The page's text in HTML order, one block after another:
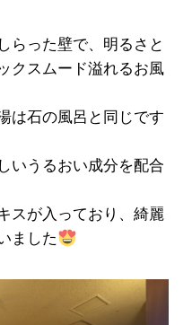
らった壁で、明るさと
クスムード溢れるお風
は石の風呂と同じです
いうるおい成分を配合
スが入っており、綺麗
ました